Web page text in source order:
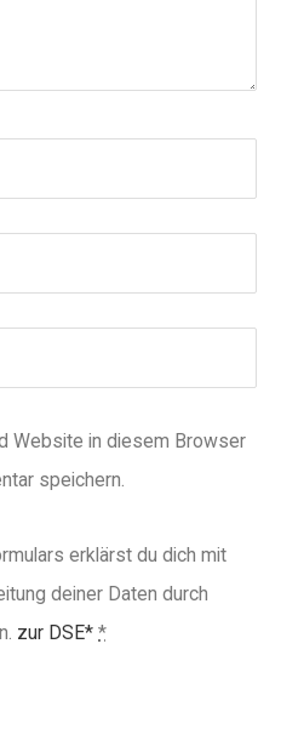
Website in diesem Browser
speichern.
erklärst du dich mit
deiner Daten durch
zur DSE* *